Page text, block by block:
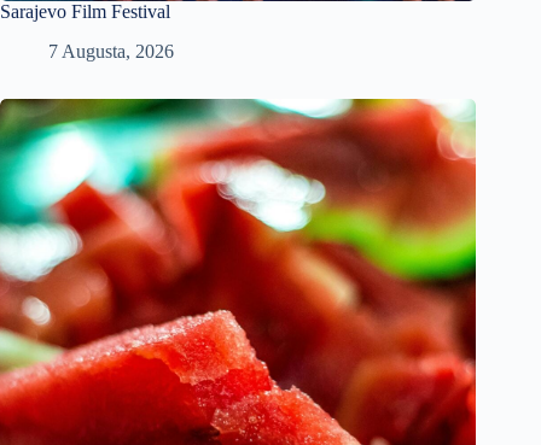
Sarajevo Film Festival
7 Augusta, 2026